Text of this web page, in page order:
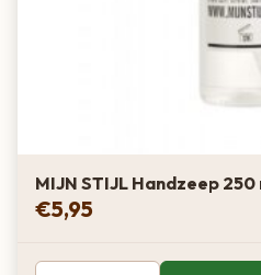
MIJN STIJL Handzeep
€5,95